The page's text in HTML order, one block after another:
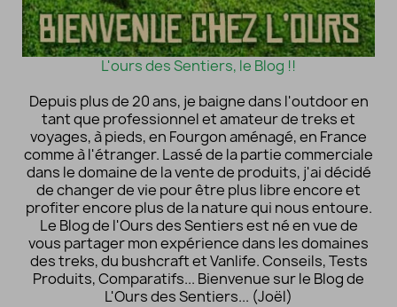
L'ours des Sentiers, le Blog !!
Depuis plus de 20 ans, je baigne dans l'outdoor en
tant que professionnel et amateur de treks et
voyages, à pieds, en Fourgon aménagé, en France
comme à l'étranger. Lassé de la partie commerciale
dans le domaine de la vente de produits, j'ai décidé
de changer de vie pour être plus libre encore et
profiter encore plus de la nature qui nous entoure.
Le Blog de l'Ours des Sentiers est né en vue de
vous partager mon expérience dans les domaines
des treks, du bushcraft et Vanlife. Conseils, Tests
Produits, Comparatifs... Bienvenue sur le Blog de
L'Ours des Sentiers... (Joël)